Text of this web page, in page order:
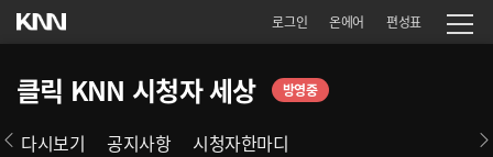
로그인 온에어 편성표
클릭 KNN 시청자 세상 방영중
다시보기 공지사항 시청자한마디